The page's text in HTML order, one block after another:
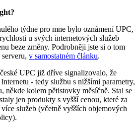
týdne pro mne bylo oznámení UPC,
u svých internetových služeb
beze změny. Podrobněji jste si o tom
v samostatném článku.
UPC již dříve signalizovalo, že
- tedy službu s nižšími parametry,
někde kolem pětistovky měsíčně. Stal se
jen produkty s vyšší cenou, které za
služeb (včetně vyšších objemových